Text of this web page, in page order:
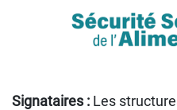
Signataires : Les